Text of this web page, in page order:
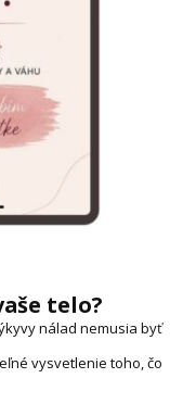
telo?
nálad nemusia byť
vysvetlenie toho, čo